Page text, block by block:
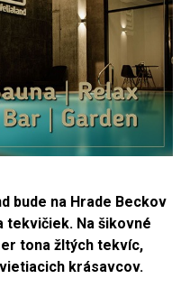
bude na Hrade Beckov
tekvičiek. Na šikovné
tona žltých tekvíc,
krásavcov.